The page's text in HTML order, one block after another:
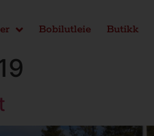
Bobilutleie Butikk